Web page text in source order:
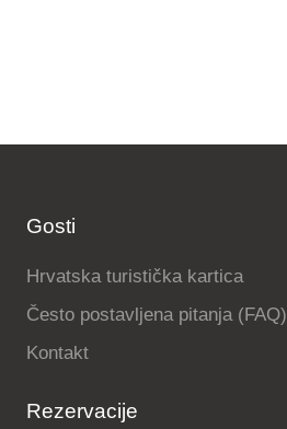
Gosti
Hrvatska turistička kartica
Često postavljena pitanja (FAQ)
Kontakt
Rezervacije